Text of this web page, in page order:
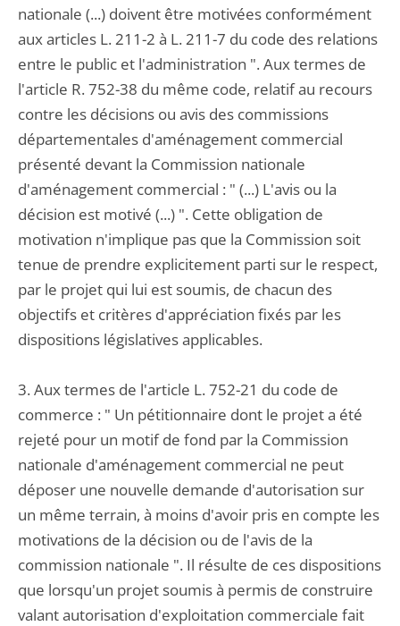
nationale (...) doivent être motivées conformément
aux articles L. 211-2 à L. 211-7 du code des relations
entre le public et l'administration ". Aux termes de
l'article R. 752-38 du même code, relatif au recours
contre les décisions ou avis des commissions
départementales d'aménagement commercial
présenté devant la Commission nationale
d'aménagement commercial : " (...) L'avis ou la
décision est motivé (...) ". Cette obligation de
motivation n'implique pas que la Commission soit
tenue de prendre explicitement parti sur le respect,
par le projet qui lui est soumis, de chacun des
objectifs et critères d'appréciation fixés par les
dispositions législatives applicables.
3. Aux termes de l'article L. 752-21 du code de
commerce : " Un pétitionnaire dont le projet a été
rejeté pour un motif de fond par la Commission
nationale d'aménagement commercial ne peut
déposer une nouvelle demande d'autorisation sur
un même terrain, à moins d'avoir pris en compte les
motivations de la décision ou de l'avis de la
commission nationale ". Il résulte de ces dispositions
que lorsqu'un projet soumis à permis de construire
valant autorisation d'exploitation commerciale fait